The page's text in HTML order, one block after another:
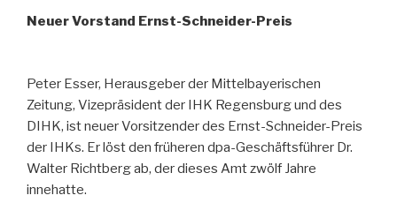
Neuer Vorstand Ernst-Schneider-Preis
Peter Esser, Herausgeber der Mittelbayerischen
Zeitung, Vizepräsident der IHK Regensburg und des
DIHK, ist neuer Vorsitzender des Ernst-Schneider-Preis
der IHKs. Er löst den früheren dpa-Geschäftsführer Dr.
Walter Richtberg ab, der dieses Amt zwölf Jahre
innehatte.